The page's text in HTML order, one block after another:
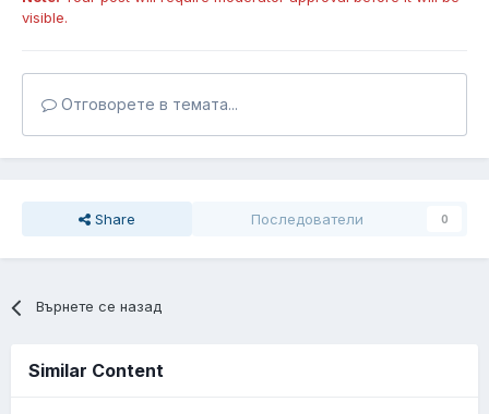
visible.
Отговорете в темата...
Share Последователи 0
Върнете се назад
Similar Content